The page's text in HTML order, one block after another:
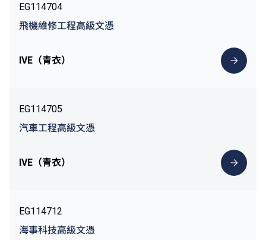
EG114704
飛機維修工程高級文憑
IVE（青衣）
EG114705
汽車工程高級文憑
IVE（青衣）
EG114712
海事科技高級文憑